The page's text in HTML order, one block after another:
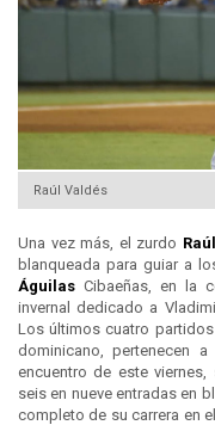
Raúl Valdés
Una vez más, el zurdo
blanqueada para guiar a
Águilas Cibaeñas, en la
invernal dedicado a
Los últimos cuatro
dominicano, pertenecen
encuentro de este
seis en nueve entradas en
completo de su carrera en